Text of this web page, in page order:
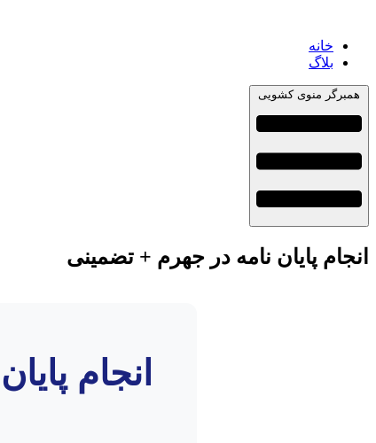
خانه
بلاگ
همبرگر منوی کشویی
انجام پایان نامه در جهرم + تضمینی
انجام